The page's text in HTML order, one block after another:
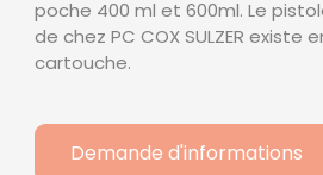
poche 400 ml et 600ml. Le
de chez PC COX SULZER existe
cartouche.
Demande d'informations